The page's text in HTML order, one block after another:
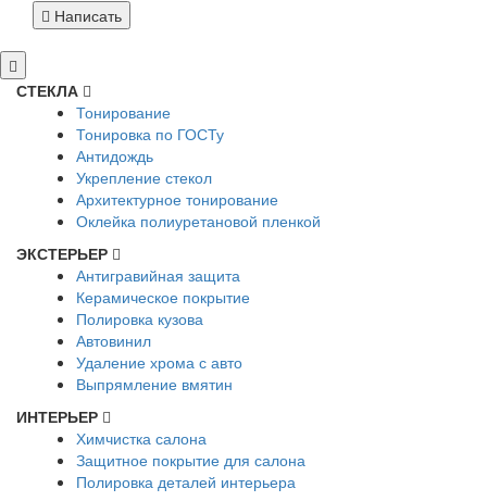
Написать
СТЕКЛА
Тонирование
Тонировка по ГОСТу
Антидождь
Укрепление стекол
Архитектурное тонирование
Оклейка полиуретановой пленкой
ЭКСТЕРЬЕР
Антигравийная защита
Керамическое покрытие
Полировка кузова
Автовинил
Удаление хрома с авто
Выпрямление вмятин
ИНТЕРЬЕР
Химчистка салона
Защитное покрытие для салона
Полировка деталей интерьера